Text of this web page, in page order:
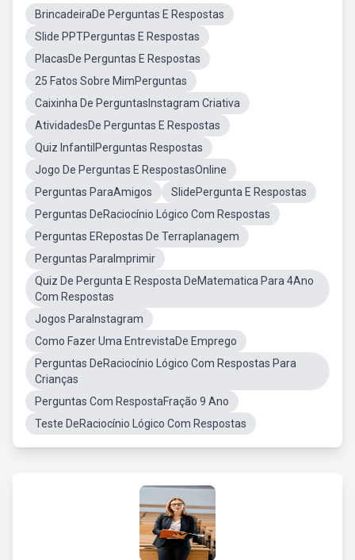
BrincadeiraDe Perguntas E Respostas
Slide PPTPerguntas E Respostas
PlacasDe Perguntas E Respostas
25 Fatos Sobre MimPerguntas
Caixinha De PerguntasInstagram Criativa
AtividadesDe Perguntas E Respostas
Quiz InfantilPerguntas Respostas
Jogo De Perguntas E RespostasOnline
Perguntas ParaAmigos
SlidePergunta E Respostas
Perguntas DeRaciocínio Lógico Com Respostas
Perguntas ERepostas De Terraplanagem
Perguntas ParaImprimir
Quiz De Pergunta E Resposta DeMatematica Para 4Ano
Com Respostas
Jogos ParaInstagram
Como Fazer Uma EntrevistaDe Emprego
Perguntas DeRaciocínio Lógico Com Respostas Para
Crianças
Perguntas Com RespostaFração 9 Ano
Teste DeRaciocínio Lógico Com Respostas